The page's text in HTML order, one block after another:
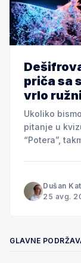
priča sa
vrlo
Ukoliko
pitanje u
“Potera”,
Dušan
25 avg.
GLAVNE